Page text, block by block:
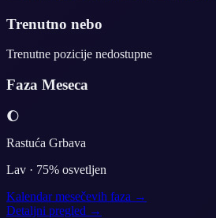
Trenutno nebo
Trenutne pozicije nedostupne
Faza Meseca
🌔
Rastuća Grbava
Lav · 75% osvetljen
Kalendar mesečevih faza →
Detaljni pregled →